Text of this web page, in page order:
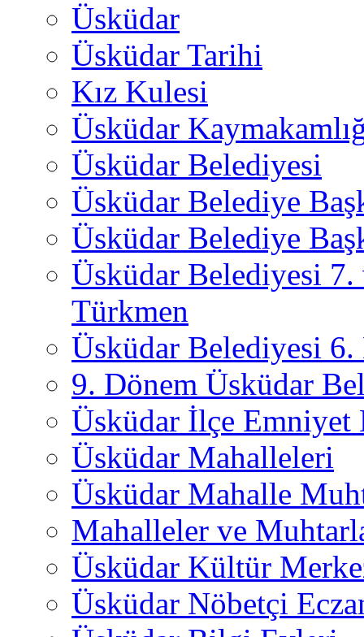
Üsküdar
Üsküdar Tarihi
Kız Kulesi
Üsküdar
Üsküdar Belediyesi
Üsküdar Belediye
Üsküdar Belediye
Üsküdar Belediyesi
Türkmen
Üsküdar Belediyesi 6.
9. Dönem Üsküdar
Üsküdar İlçe
Üsküdar Mahalleleri
Üsküdar Mahalle
Mahalleler ve
Üsküdar Kültür
Üsküdar Nöbetçi